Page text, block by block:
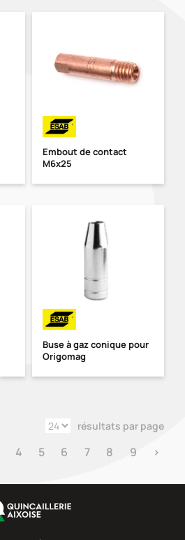
Embout de contact
M6x25
Buse à gaz conique pour
Origomag
résultats par page
4 5 6 7 8 9 ›